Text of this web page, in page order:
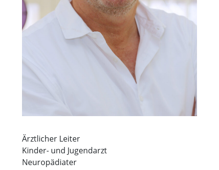
Ärztlicher Leiter
Kinder- und Jugendarzt
Neuropädiater